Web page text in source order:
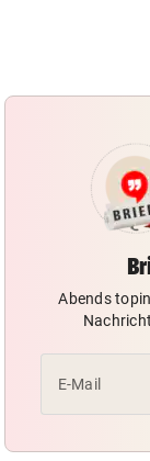
Abends
E-Mail